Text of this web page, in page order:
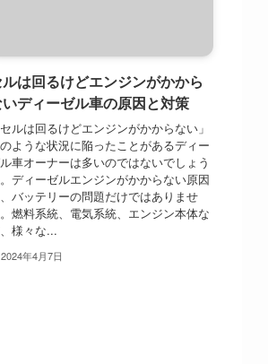
は回るけどエンジンがかから
ディーゼル車の原因と対策
セルは回るけどエンジンがかからない」
ような状況に陥ったことがあるディー
車オーナーは多いのではないでしょう
ディーゼルエンジンがかからない原因
バッテリーの問題だけではありませ
燃料系統、電気系統、エンジン本体な
様々な...
2024年4月7日